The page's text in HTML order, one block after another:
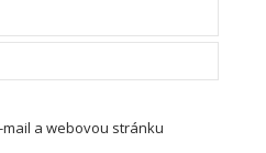
a webovou stránku